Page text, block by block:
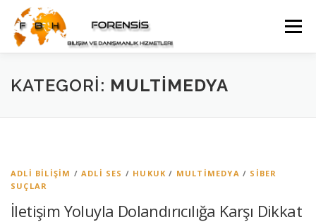
İçeriğe
Menü
WEB YÖNETIMI DANIŞMANLIĞI
KATEGORI: MULTIMEDYA
ADLI BILIŞIM /ADLI SES / HUKUK / MULTIMEDYA / SIBER
SUÇLAR
İletişim Yoluyla Dolandırıcılığa Karşı Dikkat